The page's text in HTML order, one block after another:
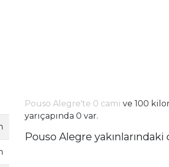
Pouso Alegre'te 0 cami ve 100
yarıçapında 0 var.
Pouso Alegre yakınlarındaki